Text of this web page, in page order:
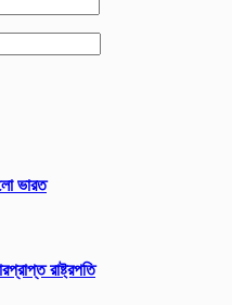
ভারত
রাষ্ট্রপতি